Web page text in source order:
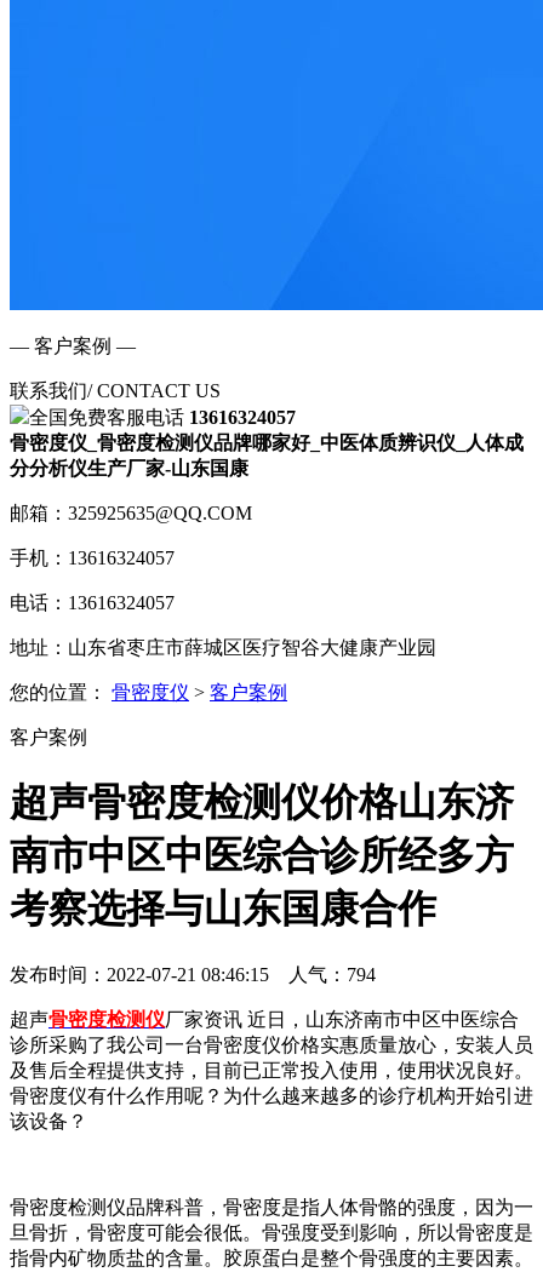
— 客户案例 —
联系我们/ CONTACT US
全国免费客服电话 13616324057
骨密度仪_骨密度检测仪品牌哪家好_中医体质辨识仪_人体成
分分析仪生产厂家-山东国康
邮箱：325925635@QQ.COM
手机：13616324057
电话：13616324057
地址：山东省枣庄市薛城区医疗智谷大健康产业园
您的位置： 骨密度仪 > 客户案例
客户案例
超声骨密度检测仪价格山东济
南市中区中医综合诊所经多方
考察选择与山东国康合作
发布时间：2022-07-21 08:46:15 人气： 794
超声骨密度检测仪厂家资讯 近日，山东济南市中区中医综合
诊所采购了我公司一台骨密度仪价格实惠质量放心，安装人员
及售后全程提供支持，目前已正常投入使用，使用状况良好。
骨密度仪有什么作用呢？为什么越来越多的诊疗机构开始引进
该设备？
骨密度检测仪品牌科普，骨密度是指人体骨骼的强度，因为一
旦骨折，骨密度可能会很低。骨强度受到影响，所以骨密度是
指骨内矿物质盐的含量。胶原蛋白是整个骨强度的主要因素。